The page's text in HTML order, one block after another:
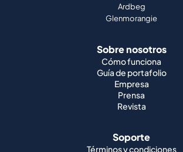
Ardbeg
Glenmorangie
Sobre nosotros
Cómo funciona
Guía de portafolio
Empresa
Prensa
Revista
Soporte
Términos y condiciones